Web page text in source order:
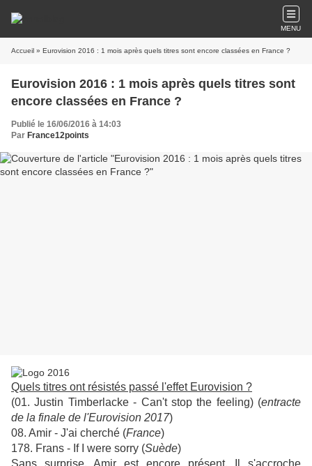
MENU
Accueil » Eurovision 2016 : 1 mois après quels titres sont encore classées en France ?
Eurovision 2016 : 1 mois après quels titres sont
encore classées en France ?
Publié le 16/06/2016 à 14:03
Par France12points
Quels titres ont résistés passé l'effet Eurovision ?
(01. Justin Timberlacke - Can't stop the feeling) (entracte
de la finale de l'Eurovision 2017)
08. Amir - J'ai cherché (France)
178. Frans - If I were sorry (Suède)